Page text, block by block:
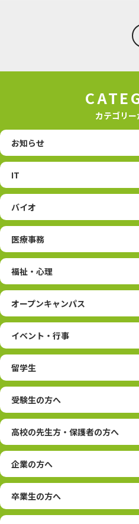
カテゴリ
お知らせ
IT
バイオ
医療事務
福祉・心理
オープンキャンパス
イベント・行事
留学生
受験生の方へ
高校の先生方・保護者の方へ
企業の方へ
卒業生の方へ